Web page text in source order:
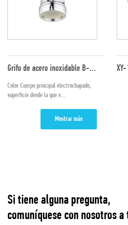
Grifo de acero inoxidable B-800D
Color Cuerpo principal electrochapado,
superficie desde la que e...
Mostrar más
Si tiene alguna pregunta,
comuníquese con nosotros a